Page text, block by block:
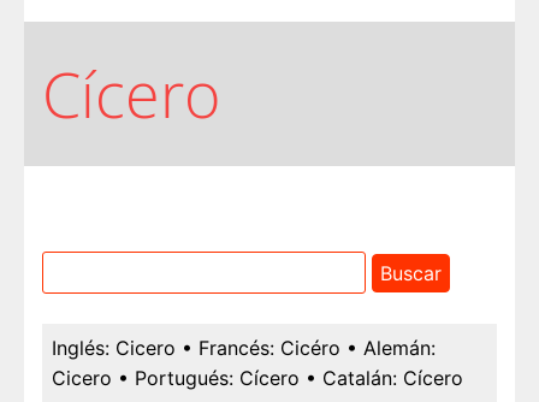
Cícero
Inglés: Cicero • Francés: Cicéro • Alemán:
Cicero • Portugués: Cícero • Catalán: Cícero